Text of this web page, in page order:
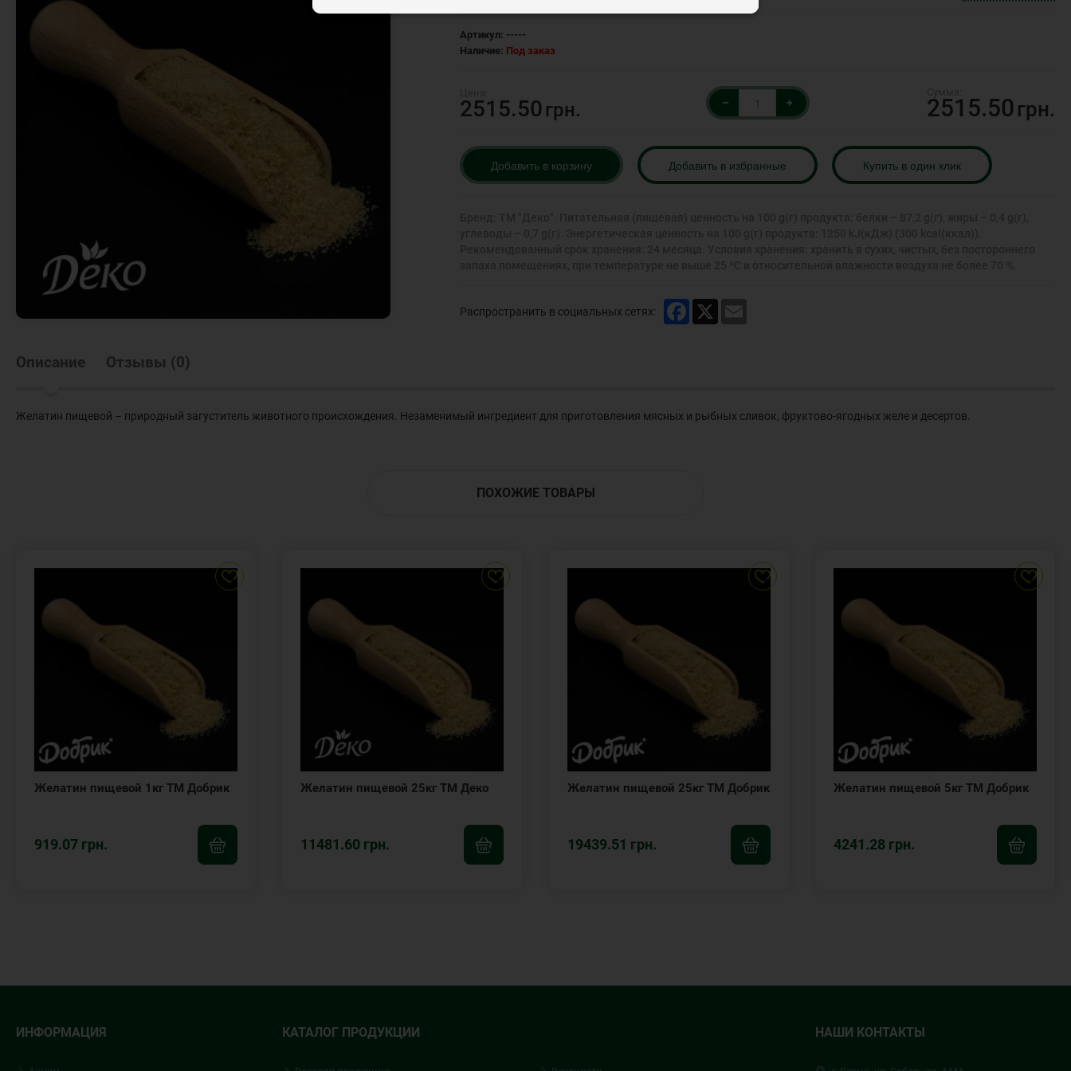
Артикул: -----
Наличие: Под заказ
2515.50 грн. – + 2515.50 грн.
Добавить в корзину Добавить в избранные Купить в один клик
Распространить в социальных сетях: Facebook
Описание Отзывы (0)
Желатин пищевой – природный загуститель животного происхождения. Незаменимый ингредиент для приготовления мясных и рыбных сливок, фруктово-ягодных желе и десертов.
ПОХОЖИЕ ТОВАРЫ
Желатин пищевой 1кг ТМ Добрик
919.07 грн.
Желатин пищевой 25кг ТМ Деко
11481.60 грн.
Желатин пищевой 25кг ТМ Добрик
19439.51 грн.
Желатин пищевой 5кг ТМ Добрик
4241.28 грн.
ИНФОРМАЦИЯ КАТАЛОГ ПРОДУКЦИИ НАШИ КОНТАКТЫ